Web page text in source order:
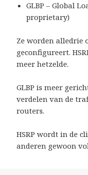
GLBP – Global
proprietary)
Ze worden alledrie
geconfigureert.
meer hetzelde.
GLBP is meer
verdelen van de
routers.
HSRP wordt in de
anderen gewoon